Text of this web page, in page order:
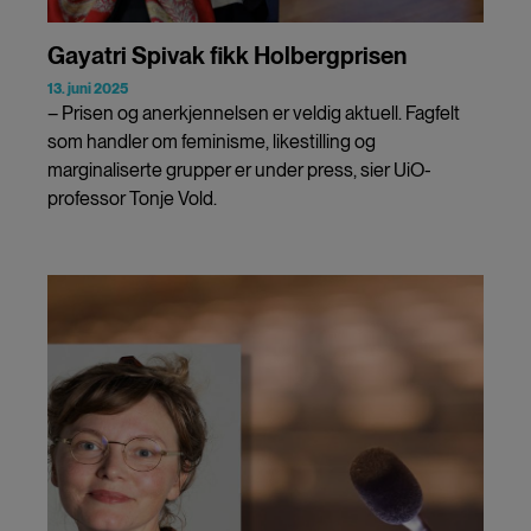
Gayatri Spivak fikk Holbergprisen
13. juni 2025
– Prisen og anerkjennelsen er veldig aktuell. Fagfelt
som handler om feminisme, likestilling og
marginaliserte grupper er under press, sier UiO-
professor Tonje Vold.